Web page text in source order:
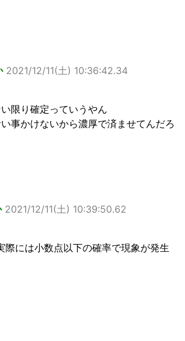
2021/12/11(土) 10:36:42.34
限り確定っていうやん
事かけないから濃厚で済ませてんだろ
2021/12/11(土) 10:39:50.62
際には小数点以下の確率で現象が発生